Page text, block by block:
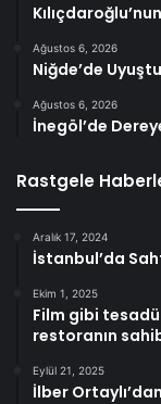
Ağustos 6, 2026
Niğde’de
Ağustos 6, 2026
İnegöl’de
Rastgele
Aralık 17, 2024
İstanbul’da
Ekim 1, 2025
Film gibi
restoranın
Eylül 21, 2025
İlber